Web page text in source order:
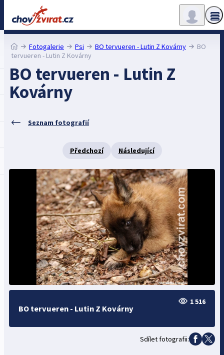
Fotogalerie Psi BO tervueren - Lutin Z Kovárny
BO
tervueren - Lutin Z Kovárny
BO tervueren - Lutin Z
Kovárny
Seznam fotografií
Předchozí Následující
BO tervueren - Lutin Z Kovárny
1 516
Sdílet fotografii: